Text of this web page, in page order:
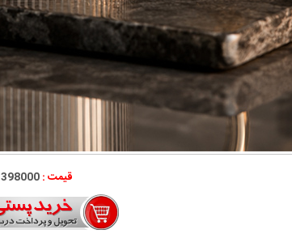
قیمت :398000 تومان